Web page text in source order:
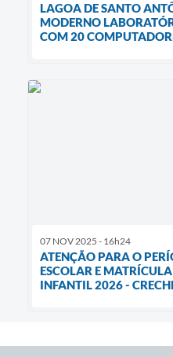
LAGOA DE SANTO
MODERNO
COM 20
07 NOV 2025 - 16h24
ATENÇÃO PARA O
ESCOLAR E
INFANTIL 2026 -